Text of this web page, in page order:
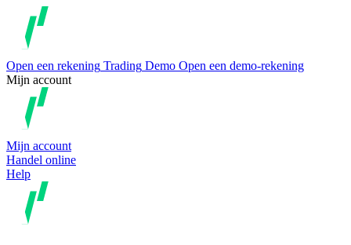
Open een rekening Trading Demo Open een demo-rekening
Mijn account
Mijn account
Handel online
Help